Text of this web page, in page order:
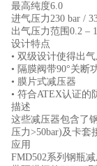
最高纯度6.0
进气压力230 bar /
出气压力范围0.2 –
设计特点
• 双级设计使得出
• 隔膜阀带90°关断
• 膜片式减压器
• 符合ATEX认证的
描述
这些减压器包含了
压力>50bar)及卡
应用
FMD502系列钢瓶